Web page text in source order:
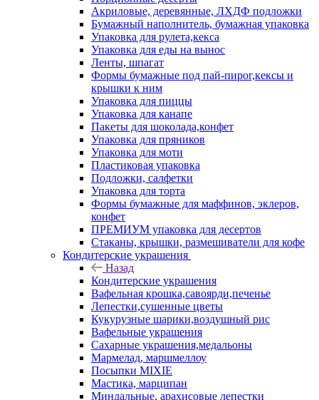
Акриловые, деревянные, ЛХДФ подложки
Бумажный наполнитель, бумажная упаковка
Упаковка для рулета,кекса
Упаковка для еды на вынос
Ленты, шпагат
Формы бумажные под пай-пирог,кексы и
крышки к ним
Упаковка для пиццы
Упаковка для канапе
Пакеты для шоколада,конфет
Упаковка для пряников
Упаковка для моти
Пластиковая упаковка
Подложки, салфетки
Упаковка для торта
Формы бумажные для маффинов, эклеров,
конфет
ПРЕМИУМ упаковка для десертов
Стаканы, крышки, размешиватели для кофе
Кондитерские украшения
Назад
Кондитерские украшения
Вафельная крошка,савоярди,печенье
Лепестки,сушенные цветы
Кукурузные шарики,воздушный рис
Вафельные украшения
Сахарные украшения,медальоны
Мармелад, маршмеллоу
Посыпки MIXIE
Мастика, марципан
Миндальные, арахисовые лепестки